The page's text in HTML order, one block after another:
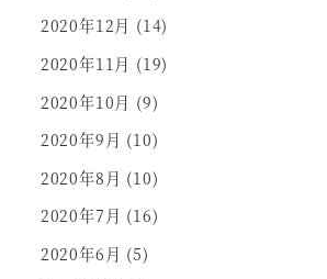
2020年12月 (14)
2020年11月 (19)
2020年10月 (9)
2020年9月 (10)
2020年8月 (10)
2020年7月 (16)
2020年6月 (5)